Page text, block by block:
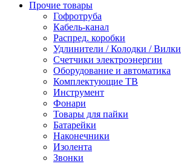
Прочие товары
Гофротруба
Кабель-канал
Распред. коробки
Удлинители / Колодки / Вилки
Счетчики электроэнергии
Оборудование и автоматика
Комплектующие ТВ
Инструмент
Фонари
Товары для пайки
Батарейки
Наконечники
Изолента
Звонки